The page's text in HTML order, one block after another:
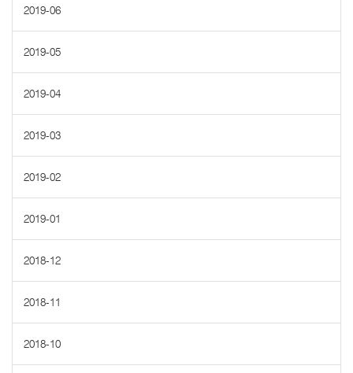
2019-06
2019-05
2019-04
2019-03
2019-02
2019-01
2018-12
2018-11
2018-10